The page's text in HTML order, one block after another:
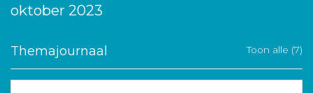
oktober 2023
Themajournaal Toon alle (7)